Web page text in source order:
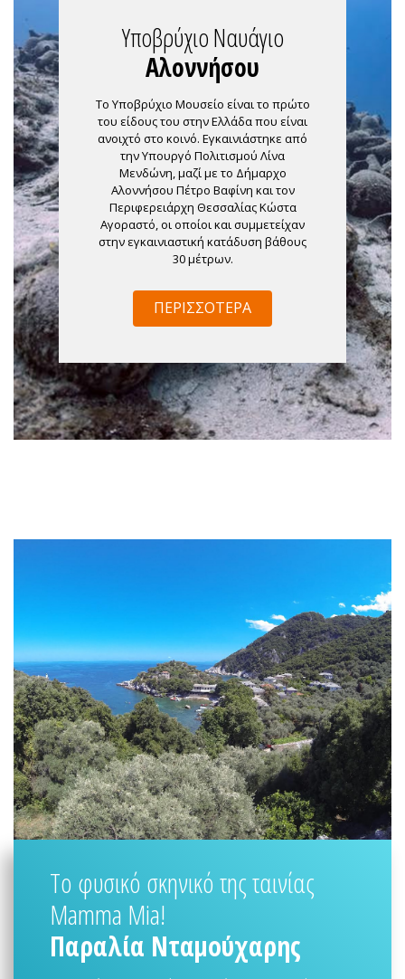
Υποβρύχιο Ναυάγιο
Αλοννήσου
Το Υποβρύχιο Μουσείο είναι το πρώτο
του είδους του στην Ελλάδα που είναι
ανοιχτό στο κοινό. Εγκαινιάστηκε από
την Υπουργό Πολιτισμού Λίνα
Μενδώνη, μαζί με το Δήμαρχο
Αλοννήσου Πέτρο Βαφίνη και τον
Περιφερειάρχη Θεσσαλίας Κώστα
Αγοραστό, οι οποίοι και συμμετείχαν
στην εγκαινιαστική κατάδυση βάθους
30 μέτρων.
ΠΕΡΙΣΣΌΤΕΡΑ
Το φυσικό σκηνικό της ταινίας
Mamma Mia!
Παραλία Νταμούχαρης